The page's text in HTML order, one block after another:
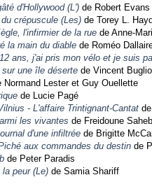
d'Hollywood (L') de Robert Evans
crépuscule (Les) de Torey L.
l'infirmier de la rue de Anne-
la main du diable de Roméo
ans, j'ai pris mon vélo et je suis
sur une île déserte de Vincent
Normand Lester et Guy Ouellette
de Lucie Pagé
- L'affaire Trintignant-Cantat
les vivantes de Freidoune
d'une infiltrée de Brigitte
aux commandes du destin de
de Peter Paradis
peur (Le) de Samia Shariff